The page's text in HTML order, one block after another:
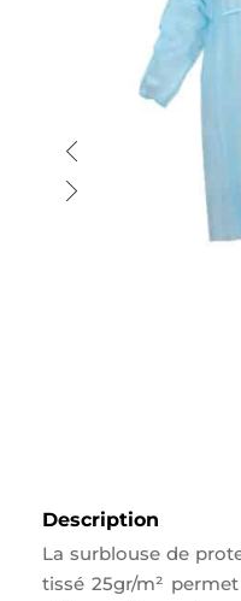
Description
La surblouse de
tissé 25gr/m²